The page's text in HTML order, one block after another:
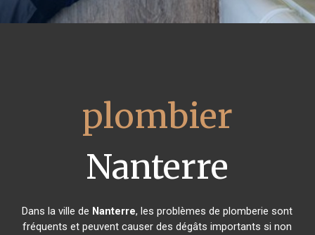
plombier
Nanterre
Dans la ville de Nanterre, les problèmes de plomberie sont
fréquents et peuvent causer des dégâts importants si non